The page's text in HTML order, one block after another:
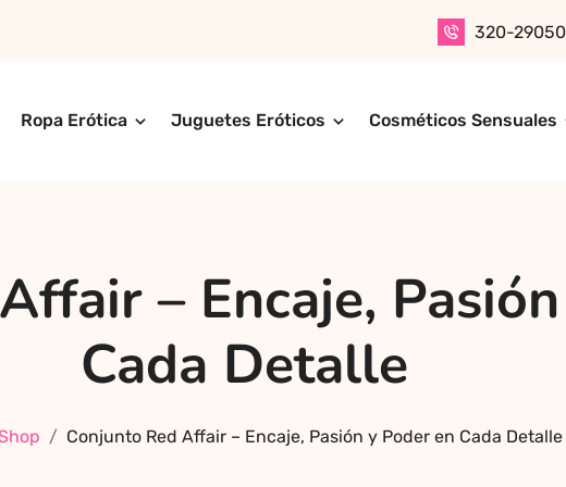
320-
Ropa Erótica Juguetes Eróticos Cosméticos Sensuales
– Encaje,
Cada Detalle
Conjunto Red Affair – Encaje, Pasión y Poder en Cada Detalle